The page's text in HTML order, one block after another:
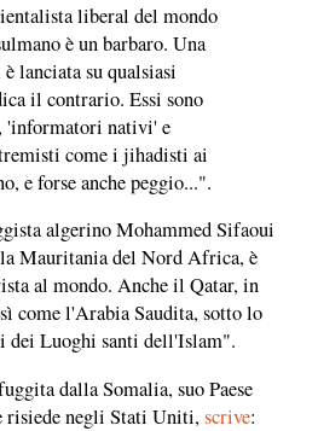
liberal del mondo
è un barbaro. Una
lanciata su qualsiasi
il contrario. Essi sono
'informatori nativi' e
come i jihadisti ai
e forse anche peggio...".
algerino Mohammed Sifaoui
Mauritania del Nord Africa, è
al mondo. Anche il Qatar, in
come l'Arabia Saudita, sotto lo
dei Luoghi santi dell'Islam".
dalla Somalia, suo Paese
risiede negli Stati Uniti,scrive: